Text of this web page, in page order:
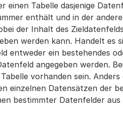
einen Tabelle dasjenige
enthält und in der
der Inhalt des
werden kann. Handelt es
entweder ein bestehendes
angegeben werden.
vorhanden sein.
einzelnen Datensätzen der
bestimmter Datenfelder aus